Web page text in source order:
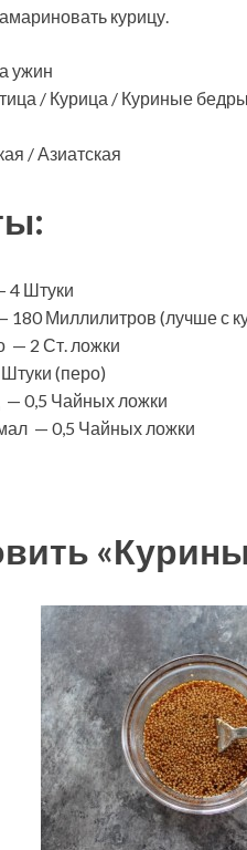
курицу.
ужин
/ Курица / Куриные
/ Азиатская
4 Штуки
Миллилитров (лучше с
— 2 Ст. ложки
(перо)
— 0,5 Чайных ложки
— 0,5 Чайных ложки